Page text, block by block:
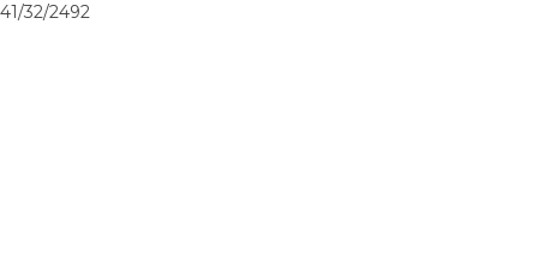
41/32/2492